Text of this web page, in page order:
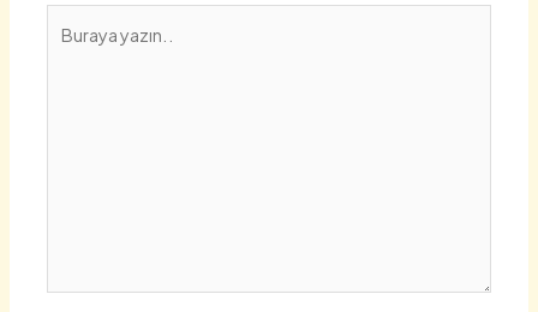
yazın..